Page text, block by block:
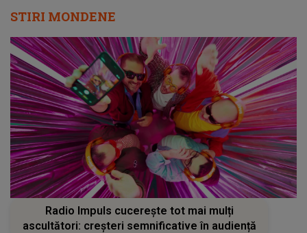
STIRI MONDENE
Radio Impuls cucerește tot mai mulți
ascultători: creșteri semnificative în audiență